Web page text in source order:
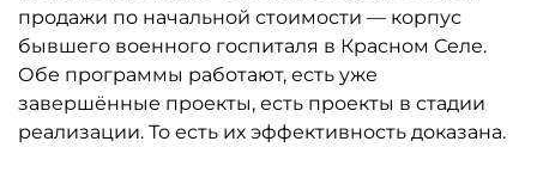
продажи по начальной стоимости — корпус
бывшего военного госпиталя в Красном Селе.
Обе программы работают, есть уже
завершённые проекты, есть проекты в стадии
реализации. То есть их эффективность доказана.